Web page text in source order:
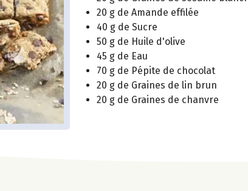
20 g de Amande effilée
40 g de Sucre
50 g de Huile d'olive
45 g de Eau
70 g de Pépite de chocolat
20 g de Graines de lin brun
20 g de Graines de chanvre